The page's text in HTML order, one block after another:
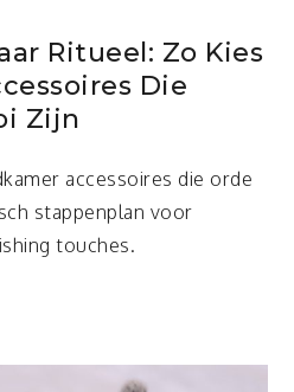
Ritueel: Zo Kies
Die
Zijn
accessoires die orde
stappenplan voor
touches.